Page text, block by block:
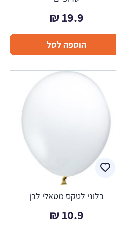
19.9
₪
הוספה לסל
בלוני לטקס מטאלי לבן
10.9
₪